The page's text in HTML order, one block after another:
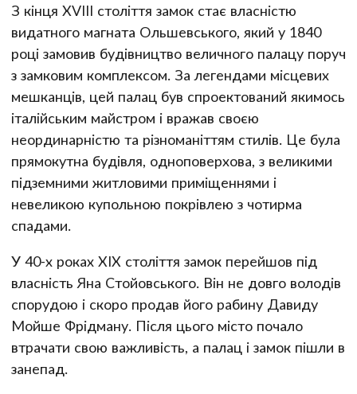
З кінця XVIII століття замок стає власністю
видатного магната Ольшевського, який у 1840
році замовив будівництво величного палацу поруч
з замковим комплексом. За легендами місцевих
мешканців, цей палац був спроектований якимось
італійським майстром і вражав своєю
неординарністю та різноманіттям стилів. Це була
прямокутна будівля, одноповерхова, з великими
підземними житловими приміщеннями і
невеликою купольною покрівлею з чотирма
спадами.
У 40-х роках XIX століття замок перейшов під
власність Яна Стойовського. Він не довго володів
спорудою і скоро продав його рабину Давиду
Мойше Фрідману. Після цього місто почало
втрачати свою важливість, а палац і замок пішли в
занепад.